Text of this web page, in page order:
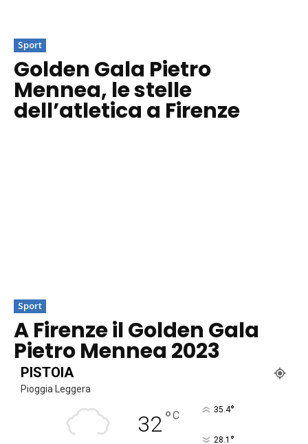
Sport
Golden Gala Pietro
Mennea, le stelle
dell’atletica a Firenze
Sport
A Firenze il Golden Gala
Pietro Mennea 2023
PISTOIA
Pioggia Leggera
32°C 35.4°
28.1 °